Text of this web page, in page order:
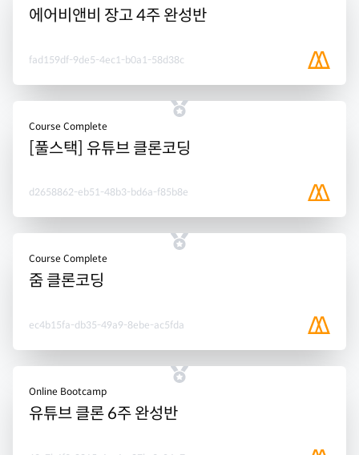
에어비앤비 장고 4주 완성반
fad159df-9de5-4ec1-b0a1-58d38c
Course Complete
[풀스택] 유튜브 클론코딩
d2658862-eb51-48b3-bd6a-f85b8e
Course Complete
줌 클론코딩
ec4b15fa-db35-49a9-8ebe-ac5fda
Online Bootcamp
유튜브 클론 6주 완성반